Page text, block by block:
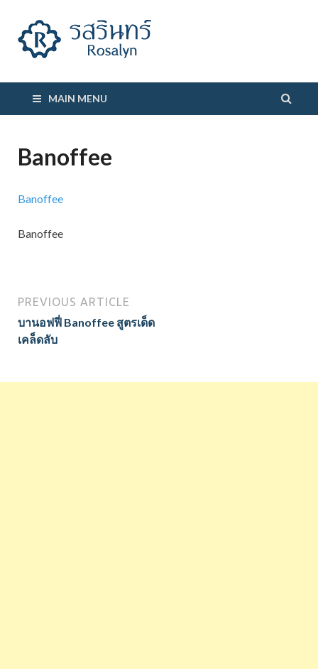
MAIN MENU
Banoffee
Banoffee
Banoffee
PREVIOUS ARTICLE
บานอฟฟี่ Banoffee สูตรเด็ด
เคล็ดลับ